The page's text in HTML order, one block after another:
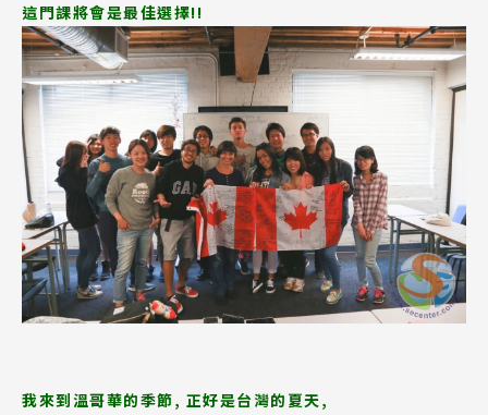
這門課將會是最佳選擇!!
我來到溫哥華的季節, 正好是台灣的夏天,